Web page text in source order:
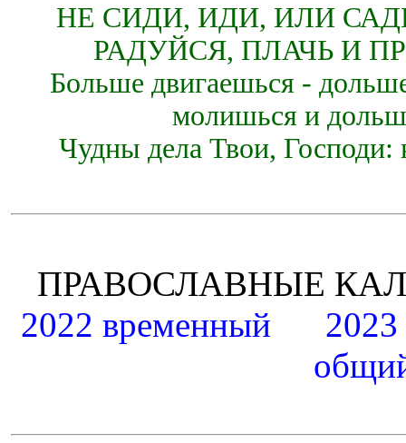
НЕ СИДИ, ИДИ, ИЛИ
РАДУЙСЯ, ПЛАЧЬ И
Больше двигаешься -
молишься и
Чудны дела Твои, Господи:
ПРАВОСЛАВНЫЕ
2022 временный